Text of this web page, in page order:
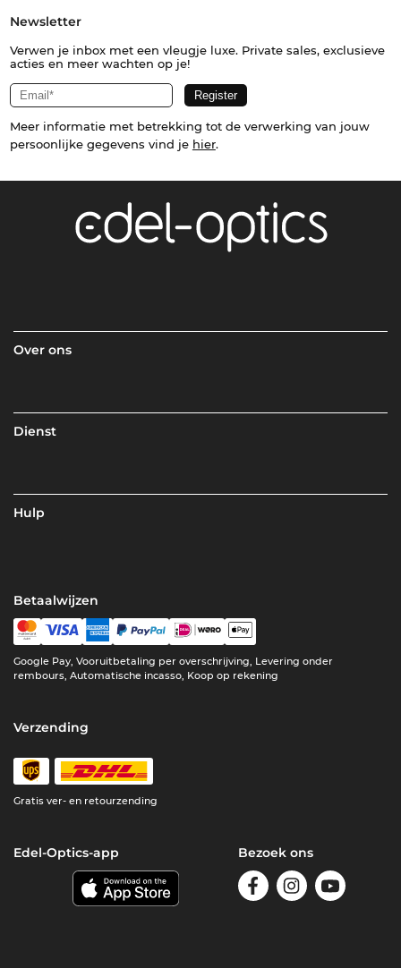
Newsletter
Verwen je inbox met een vleugje luxe. Private sales, exclusieve
acties en meer wachten op je!
Meer informatie met betrekking tot de verwerking van jouw
persoonlijke gegevens vind je hier.
Over ons
Dienst
Hulp
Betaalwijzen
Google Pay, Vooruitbetaling per overschrijving, Levering onder
rembours, Automatische incasso, Koop op rekening
Verzending
Gratis ver- en retourzending
Edel-Optics-app Bezoek ons